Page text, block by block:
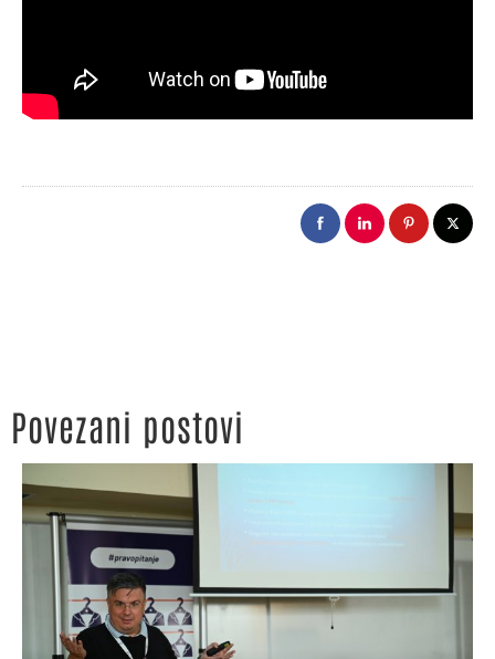
Povezani postovi